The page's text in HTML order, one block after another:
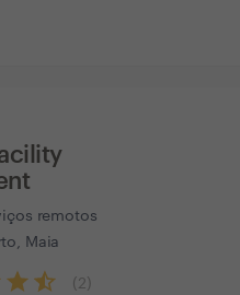
remotos
Maia
( 2